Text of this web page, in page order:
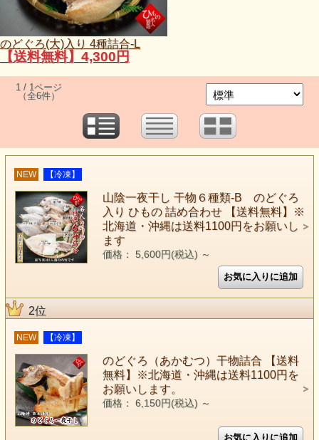
のどぐろ(大)入り 4種詰合-L
【送料無料】4,300円
1 / 1ページ
（全6件）
NEW 【冷凍】
山陰一夜干し 干物６種類-B のどぐろ
入り ひもの 詰め合わせ 【送料無料】※
北海道・沖縄は送料1100円をお願いし
ます
価格： 5,600円(税込) ～
2位
NEW 【冷凍】
のどぐろ（あかむつ）干物詰合 【送料
無料】※北海道・沖縄は送料1100円を
お願いします。
価格： 6,150円(税込) ～